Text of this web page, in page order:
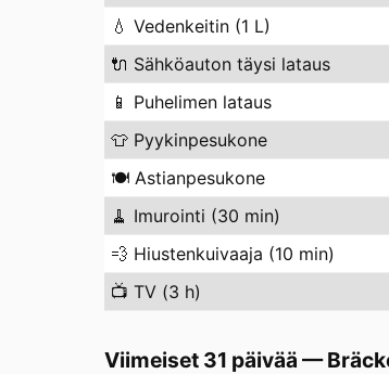
💧 Vedenkeitin (1 L)
🔌 Sähköauton täysi lataus
📱 Puhelimen lataus
👕 Pyykinpesukone
🍽️ Astianpesukone
🧹 Imurointi (30 min)
💨 Hiustenkuivaaja (10 min)
📺 TV (3 h)
Viimeiset 31 päivää —